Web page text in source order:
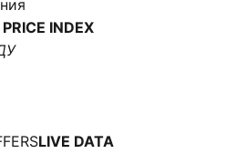
INDEX
LIVE DATA